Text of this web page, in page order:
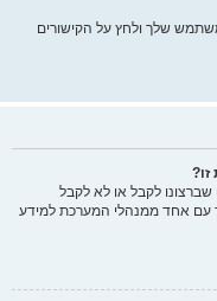
שלך ולחץ על הקישורים
שברצונו לקבל או לא לקבל
עם אחד ממנהלי המערכת למידע